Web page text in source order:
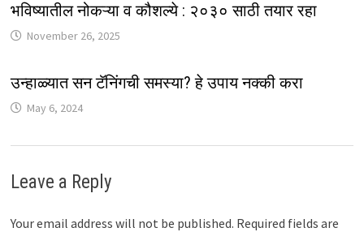
भविष्यातील नोकऱ्या व कौशल्ये : २०३० साठी तयार रहा
November 26, 2025
उन्हाळ्यात सन टॅनिंगची समस्या? हे उपाय नक्की करा
May 6, 2024
Leave a Reply
Your email address will not be published. Required fields are